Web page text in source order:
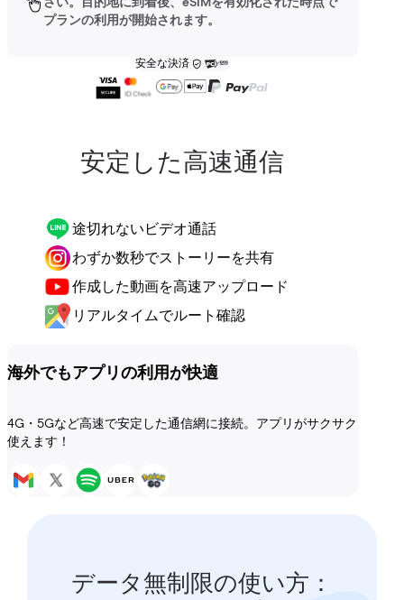
プランの利用が開始されます。
安全な決済
安定した高速通信
途切れないビデオ通話
わずか数秒でストーリーを共有
作成した動画を高速アップロード
リアルタイムでルート確認
海外でもアプリの利用が快適
4G・5Gなど高速で安定した通信網に接続。アプリがサクサク
使えます！
データ無制限の使い方：